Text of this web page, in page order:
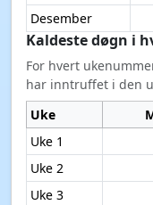
Desember
Kaldeste døgn i
For hvert
har inntruffet i den
Uke
Uke 1
Uke 2
Uke 3